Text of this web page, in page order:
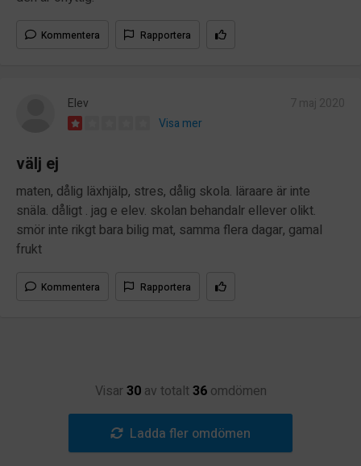
Kommentera Rapportera
Elev
Visa mer
välj ej
maten, dålig läxhjälp, stres, dålig skola. läraare är inte
snäla. dåligt . jag e elev. skolan behandalr ellever olikt.
smör inte rikgt bara bilig mat, samma flera dagar, gamal
frukt
Kommentera Rapportera
Visar30av totalt36omdömen
Ladda fler omdömen